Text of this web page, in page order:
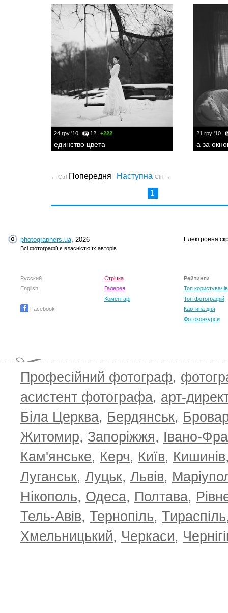
24 гру '10 12 +222
единство цвета
21 гру '10
а за
← Ctrl Попередня Наступна Ctrl →
1
photographers.ua, 2026
Всі фотографії є власністю їх авторів.
Електронна
Русский
English
Facebook
Стрічка
Галерея
Коментарі
Рейтинги
Топ користувачів
Топ фотографій
Картина дня
Фотоконкурси
Професійний фотограф,
асистент фотографа, арт-
Біла Церква, Бердянськ,
Житомир, Запоріжжя, Івано-
Кам'янське, Керч, Київ, Кишинів
Луганськ, Луцьк, Львів,
Нікополь, Одеса, Полтава,
Тель-Авів, Тернопіль, Тираспіль
Хмельницький, Черкаси,